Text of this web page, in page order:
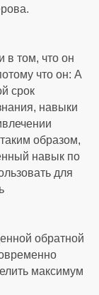
в том, что он
что он: А
срок
навыки
образом,
навык по
для
обратной
максимум